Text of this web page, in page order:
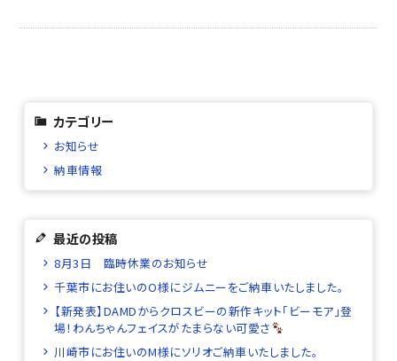
カテゴリー
お知らせ
納車情報
最近の投稿
8月3日 臨時休業のお知らせ
千葉市にお住いのO様にジムニーをご納車いたしました。
【新発表】DAMDからクロスビーの新作キット「ビーモア」登
場！わんちゃんフェイスがたまらない可愛さ
川崎市にお住いのM様にソリオご納車いたしました。